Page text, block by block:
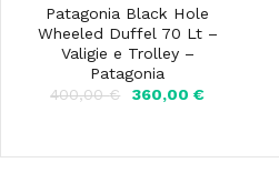
Patagonia Black Hole
Wheeled Duffel 70 Lt –
Valigie e Trolley –
Patagonia
400,00€
Il
400,00 €.
360,00 €Il
360,00 €.